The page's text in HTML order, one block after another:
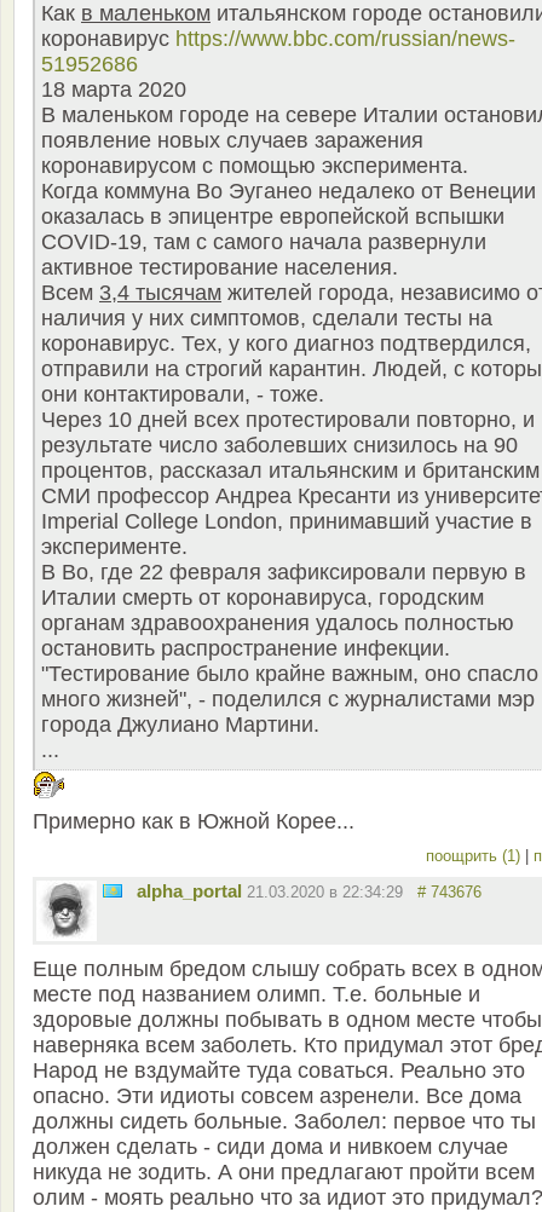
Как в маленьком итальянском городе
коронавирус https://www.bbc.com/russian/news-
51952686
18 марта 2020
В маленьком городе на севере Италии
появление новых случаев заражения
коронавирусом с помощью эксперимента.
Когда коммуна Во Эуганео недалеко от Венеции
оказалась в эпицентре европейской вспышки
COVID-19, там с самого начала развернули
активное тестирование населения.
Всем 3,4 тысячам жителей города, независимо
наличия у них симптомов, сделали тесты на
коронавирус. Тех, у кого диагноз подтвердился,
отправили на строгий карантин. Людей, с
они контактировали, - тоже.
Через 10 дней всех протестировали повторно, и
результате число заболевших снизилось на 90
процентов, рассказал итальянским и британским
СМИ профессор Андреа Кресанти из
Imperial College London, принимавший участие в
эксперименте.
В Во, где 22 февраля зафиксировали первую в
Италии смерть от коронавируса, городским
органам здравоохранения удалось полностью
остановить распространение инфекции.
"Тестирование было крайне важным, оно спасло
много жизней", - поделился с журналистами мэр
города Джулиано Мартини.
...
Примерно как в Южной Корее...
поощрить (1)
alpha_portal 21.03.2020 в 22:34:29 # 743676
Еще полным бредом слышу собрать всех в
месте под названием олимп. Т.е. больные и
здоровые должны побывать в одном месте чтобы
наверняка всем заболеть. Кто придумал этот
Народ не вздумайте туда соваться. Реально это
опасно. Эти идиоты совсем азренели. Все дома
должны сидеть больные. Заболел: первое что ты
должен сделать - сиди дома и нивкоем случае
никуда не зодить. А они предлагают пройти всем
олим - моять реально что за идиот это